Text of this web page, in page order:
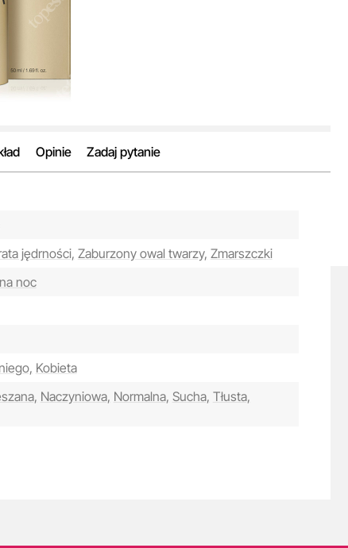
Opinie Zadaj pytanie
jędrności, Zaburzony owal twarzy, Zmarszczki
noc
Kobieta
Naczyniowa, Normalna, Sucha, Tłusta,